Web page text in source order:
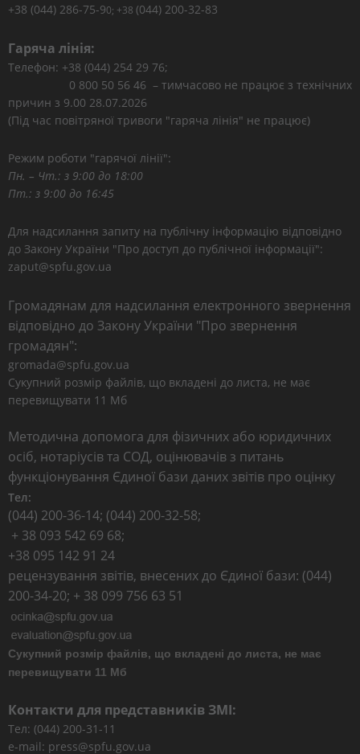
+38 (044) 286-75-90; +38 (044) 200-32-83
Гаряча лінія:
Телефон: +38 (044) 254 29 76;
0 800 50 56 46 – тимчасово не працює з технічних
причин з 9.00 28.07.2026
(Під час повітряної тривоги "гаряча лінія" не працює)
Режим роботи "гарячої лінії":
Пн. – Чт.: з 9:00 до 18:00
Пт.: з 9:00 до 16:45
Для надсилання запиту на публічну інформацію відповідно
до Закону України "Про доступ до публічної інформації":
zaput@spfu.gov.ua
Громадянам для надсилання електронного звернення
відповідно до Закону України "Про звернення
громадян":
gromada@spfu.gov.ua
Сукупний розмір файлів, що вкладені до листа, не має
перевищувати 11 Мб
Методична допомога для фізичних або юридичних
осіб, нотаріусів та СОД, оцінювачів з питань
функціонування Єдиної бази даних звітів про оцінку
Тел:
(044) 200-36-14; (044) 200-32-58;
+ 38 093 542 69 68;
+38 095 142 91 24
рецензування звітів, внесених до Єдиної бази: (044)
200-34-20; + 38 099 756 63 51
Сукупний розмір файлів, що вкладені до листа, не має
перевищувати 11 Мб
Контакти для представників ЗМІ:
Тел: (044) 200-31-11
e-mail: press@spfu.gov.ua